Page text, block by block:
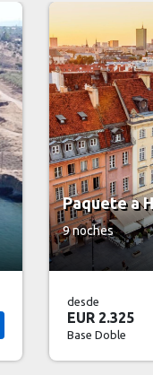
Paquete a
11 noches
desde
EUR 3.045
Base Doble